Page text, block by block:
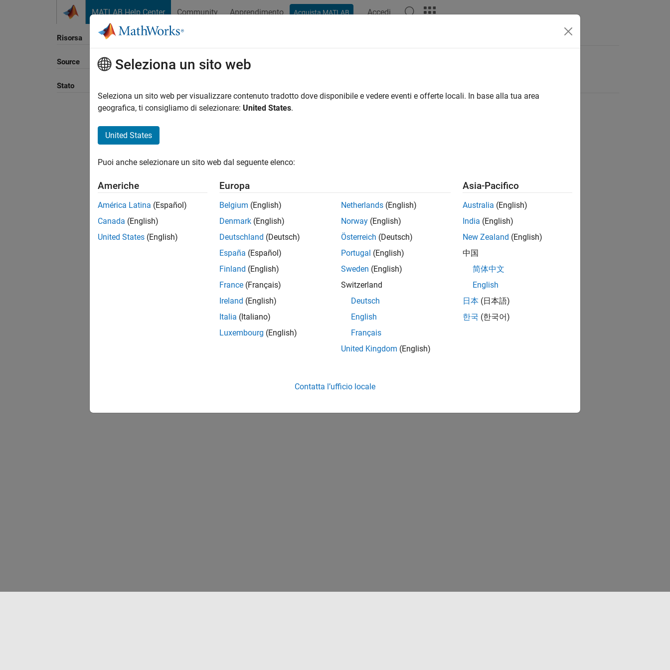
MATLAB Help Center Community Apprendimento Acquista MATLAB Accedi
Risorsa
Source
Stato
Ordina per
Seleziona un sito web
Seleziona un sito web per visualizzare contenuto tradotto dove disponibile e vedere eventi e offerte locali. In base alla tua area
geografica, ti consigliamo di selezionare: United States.
United States
Puoi anche selezionare un sito web dal seguente elenco:
Americhe
América Latina (Español)
Canada (English)
United States (English)
Europa
Belgium (English)
Denmark (English)
Deutschland (Deutsch)
España (Español)
Finland (English)
France (Français)
Ireland (English)
Italia (Italiano)
Luxembourg (English)
Netherlands (English)
Norway (English)
Österreich (Deutsch)
Portugal (English)
Sweden (English)
Switzerland
Deutsch
English
Français
United Kingdom (English)
Asia-Pacifico
Australia (English)
India (English)
New Zealand (English)
中国
简体中文
English
日本 (日本語)
한국 (한국어)
Contatta l’ufficio locale